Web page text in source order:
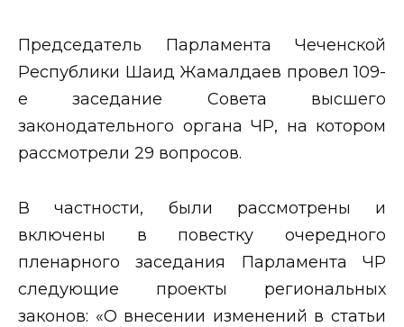
Председатель Парламента Чеченской
Республики Шаид Жамалдаев провел 109-
е заседание Совета высшего
законодательного органа ЧР, на котором
рассмотрели 29 вопросов.
В частности, были рассмотрены и
включены в повестку очередного
пленарного заседания Парламента ЧР
следующие проекты региональных
законов: «О внесении изменений в статьи